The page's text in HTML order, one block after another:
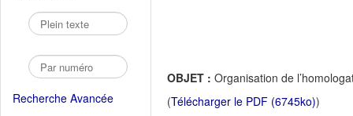
Recherche Avancée
OBJET : Organisation de
(Télécharger le PDF (6745ko))